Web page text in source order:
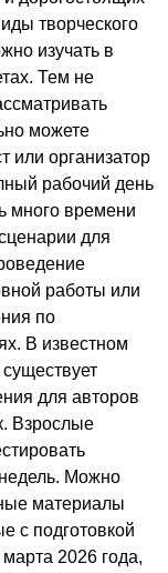
творческого
изучать в
Тем не
можете
или организатор
рабочий день
много времени
для
работы или
по
В известном
для авторов
Взрослые
Можно
материалы
с подготовкой
2026 года,